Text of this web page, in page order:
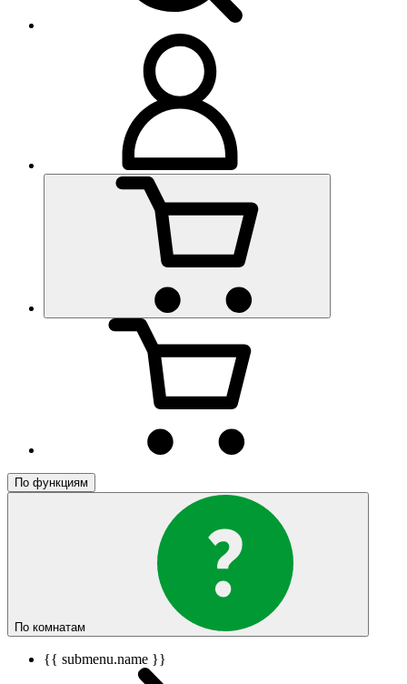
По функциям
По комнатам
{{ submenu.name }}